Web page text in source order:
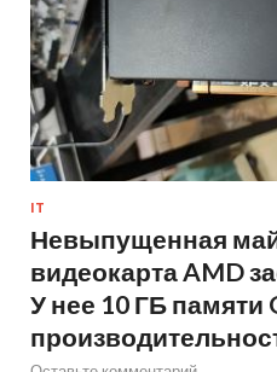
IT
Невыпущенная
видеокарта AMD
У нее 10 ГБ памяти